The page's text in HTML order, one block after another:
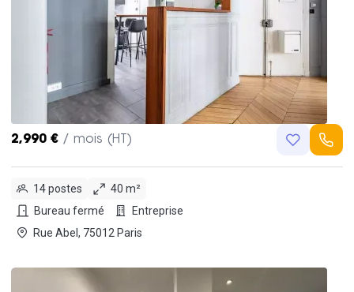
2,990 € / mois (HT)
14 postes
40 m²
Bureau fermé
Entreprise
Rue Abel, 75012 Paris